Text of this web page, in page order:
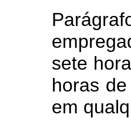
sete
horas
em